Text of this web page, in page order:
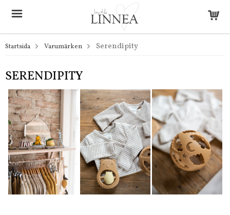
Startsida Varumärken Serendipity
SERENDIPITY